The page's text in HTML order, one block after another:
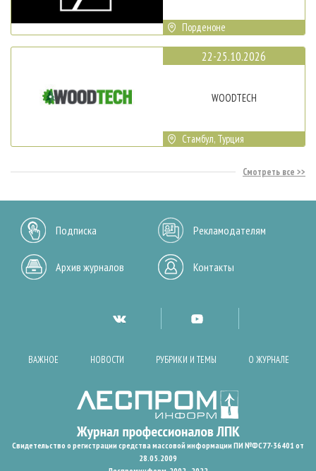
Порденоне
22-25.10.2026
WOODTECH
Стамбул, Турция
Смотреть все
Подписка Рекламодателям
Архив журналов Контакты
ВАЖНОЕ НОВОСТИ РУБРИКИ И ТЕМЫ О ЖУРНАЛЕ
Свидетельство о регистрации средства массовой информации ПИ №ФС77-36401 от
28.05.2009